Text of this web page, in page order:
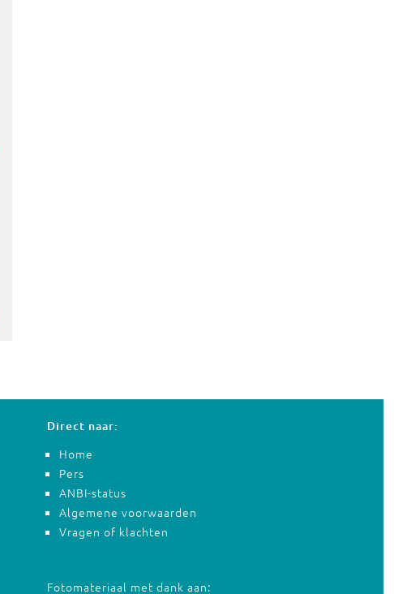
Direct naar:
Home
Pers
ANBI-status
Algemene voorwaarden
Vragen of klachten
Fotomateriaal met dank aan: